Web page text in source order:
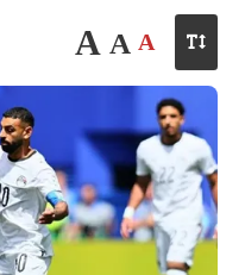
A
A
A